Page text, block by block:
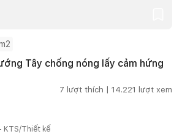
Tây chống nóng lấy cảm hứng
7 lượt thích | 14.221 lượt xem
KTS/Thiết kế